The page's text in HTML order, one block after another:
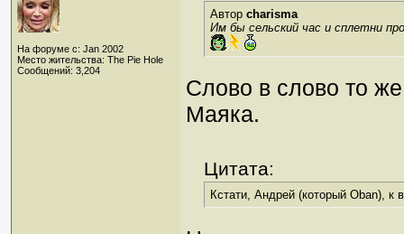
На форуме с: Jan 2002
Место жительства: The Pie Hole
Сообщений: 3,204
Автор charisma
Им бы сельский час и сплетни
Слово в слово то
Маяка.
Цитата:
Кстати, Андрей (который Oban), к